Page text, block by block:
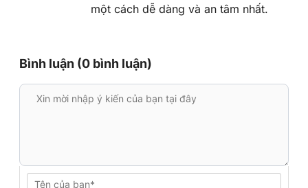
một cách dễ dàng và an tâm nhất.
Bình luận (0 bình luận)